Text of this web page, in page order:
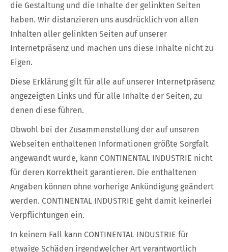
die Gestaltung und die Inhalte der gelinkten Seiten
haben. Wir distanzieren uns ausdrücklich von allen
Inhalten aller gelinkten Seiten auf unserer
Internetpräsenz und machen uns diese Inhalte nicht zu
Eigen.
Diese Erklärung gilt für alle auf unserer Internetpräsenz
angezeigten Links und für alle Inhalte der Seiten, zu
denen diese führen.
Obwohl bei der Zusammenstellung der auf unseren
Webseiten enthaltenen Informationen größte Sorgfalt
angewandt wurde, kann CONTINENTAL INDUSTRIE nicht
für deren Korrektheit garantieren. Die enthaltenen
Angaben können ohne vorherige Ankündigung geändert
werden. CONTINENTAL INDUSTRIE geht damit keinerlei
Verpflichtungen ein.
In keinem Fall kann CONTINENTAL INDUSTRIE für
etwaige Schäden irgendwelcher Art verantwortlich